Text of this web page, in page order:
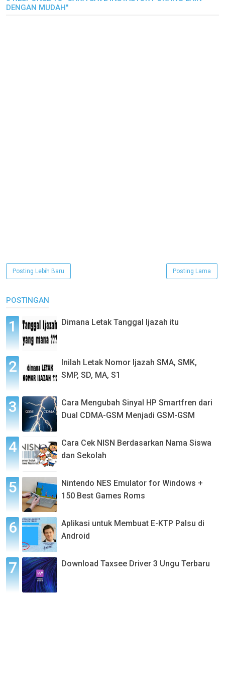
DENGAN MUDAH"
Posting Lebih Baru Posting Lama
POSTINGAN
Dimana Letak Tanggal Ijazah itu
Inilah Letak Nomor Ijazah SMA, SMK,
SMP, SD, MA, S1
Cara Mengubah Sinyal HP Smartfren dari
Dual CDMA-GSM Menjadi GSM-GSM
Cara Cek NISN Berdasarkan Nama Siswa
dan Sekolah
Nintendo NES Emulator for Windows +
150 Best Games Roms
Aplikasi untuk Membuat E-KTP Palsu di
Android
Download Taxsee Driver 3 Ungu Terbaru